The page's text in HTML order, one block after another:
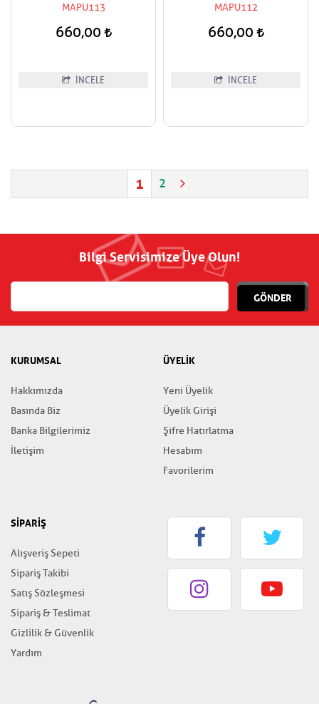
Sliders M8
MAPU113
660,00
İNCELE
Sliders M8
MAPU112
660,00
İNCELE
1 2
Bilgi Servisimize Üye Olun!
GÖNDER
KURUMSAL
Hakkımızda
Basında Biz
Banka Bilgilerimiz
İletişim
ÜYELİK
Yeni Üyelik
Üyelik Girişi
Şifre Hatırlatma
Hesabım
Favorilerim
SİPARİŞ
Alışveriş Sepeti
Sipariş Takibi
Satış Sözleşmesi
Sipariş & Teslimat
Gizlilik & Güvenlik
Yardım